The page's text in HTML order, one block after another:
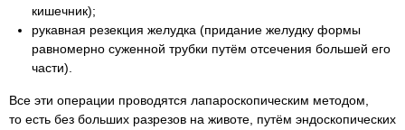
кишечник);
рукавная резекция желудка (придание желудку формы
равномерно суженной трубки путём отсечения большей его
части).
Все эти операции проводятся лапароскопическим методом,
то есть без больших разрезов на животе, путём эндоскопических